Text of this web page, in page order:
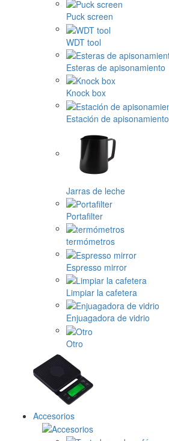
Puck screen
WDT tool
Esteras de apisonamiento
Knock box
Estación de apisonamiento
Jarras de leche
Portafilter
termómetros
Espresso mirror
Limpiar la cafetera
Enjuagadora de vidrio
Otro
Accesorios